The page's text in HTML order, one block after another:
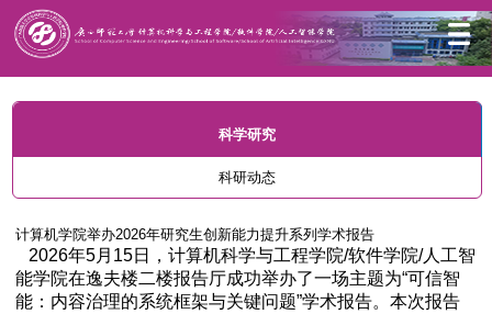
科学研究
科研动态
计算机学院举办2026年研究生创新能力提升系列学术报告
2026年5月15日，计算机科学与工程学院/软件学院/人工智
能学院在逸夫楼二楼报告厅成功举办了一场主题为“可信智
能：内容治理的系统框架与关键问题”学术报告。本次报告